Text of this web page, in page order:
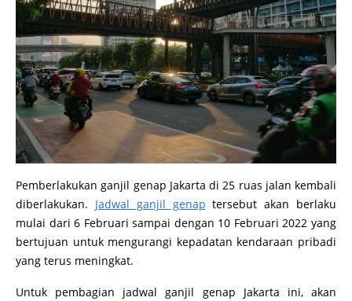
Pemberlakukan ganjil genap Jakarta di 25 ruas jalan kembali
diberlakukan. Jadwal ganjil genap tersebut akan berlaku
mulai dari 6 Februari sampai dengan 10 Februari 2022 yang
bertujuan untuk mengurangi kepadatan kendaraan pribadi
yang terus meningkat.
Untuk pembagian jadwal ganjil genap Jakarta ini, akan